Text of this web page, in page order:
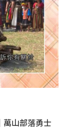
萬山部落勇士